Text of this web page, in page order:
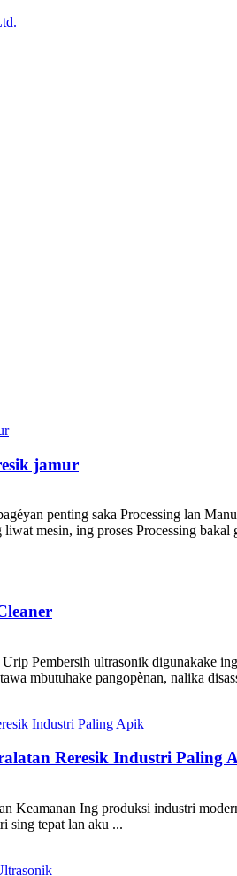
jamur
penting saka Processing lan
mesin, ing proses Processing bakal
Pembersih ultrasonik digunakake
mbutuhake pangopènan, nalika
Reresik Industri Paling
Keamanan Ing produksi industri
sing tepat lan aku ...